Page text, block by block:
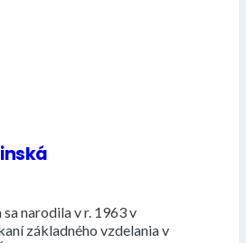
narodila v r. 1963 v
základného vzdelania v